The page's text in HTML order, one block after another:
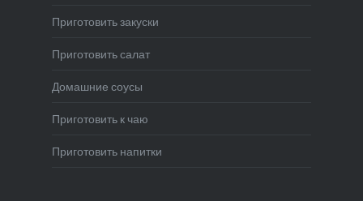
Приготовить закуски
Приготовить салат
Домашние соусы
Приготовить к чаю
Приготовить напитки